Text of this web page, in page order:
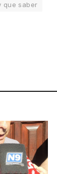
que saber